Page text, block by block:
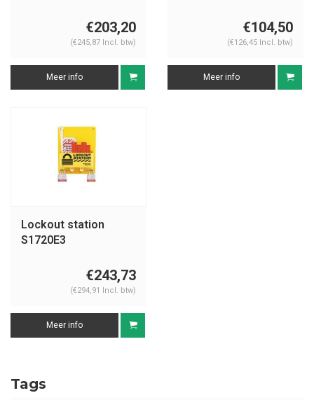
€203,20
(€245,87 Incl. btw)
Meer info
€104,50
(€126,45 Incl. btw)
Meer info
Lockout station
S1720E3
€243,73
(€294,91 Incl. btw)
Meer info
Tags